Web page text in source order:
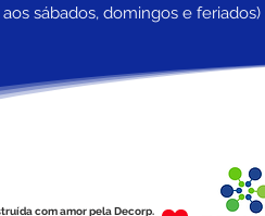
sábados, domingos e feriados)
com amor pela Decorp.